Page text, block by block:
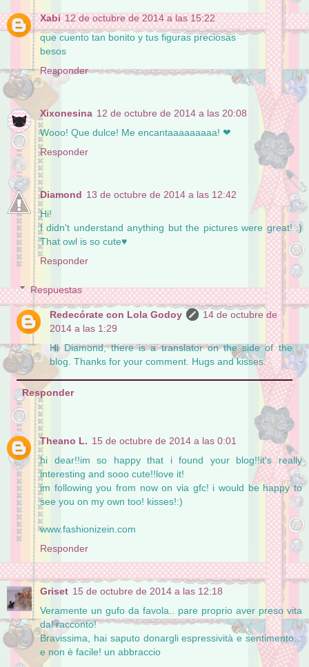
Xabi 12 de octubre de 2014 a las 15:22
que cuento tan bonito y tus figuras preciosas
besos
Responder
Xixonesina 12 de octubre de 2014 a las 20:08
Wooo! Que dulce! Me encantaaaaaaaaa! ❤
Responder
Diamond 13 de octubre de 2014 a las 12:42
Hi!
I didn't understand anything but the pictures were great! :)
That owl is so cute♥
Responder
Respuestas
Redecórate con Lola Godoy
14 de octubre de
2014 a las 1:29
Hi Diamond, there is a translator on the side of the
blog. Thanks for your comment. Hugs and kisses.
Responder
Theano L. 15 de octubre de 2014 a las 0:01
hi dear!!im so happy that i found your blog!!it's really
interesting and sooo cute!!love it!
im following you from now on via gfc! i would be happy to
see you on my own too! kisses!:)
www.fashionizein.com
Responder
Griset 15 de octubre de 2014 a las 12:18
Veramente un gufo da favola.. pare proprio aver preso vita
dal racconto!
Bravissima, hai saputo donargli espressività e sentimento...
e non è facile! un abbraccio